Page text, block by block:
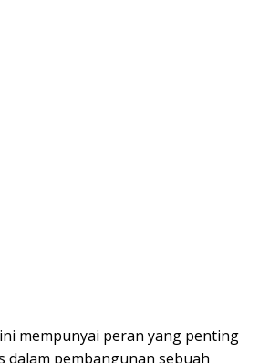
mempunyai peran yang penting
dalam pembangunan sebuah